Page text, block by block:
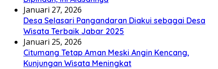
Januari 27, 2026
Desa Selasari Pangandaran Diakui sebagai Desa
Wisata Terbaik Jabar 2025
Januari 25, 2026
Citumang Tetap Aman Meski Angin Kencang,
Kunjungan Wisata Meningkat